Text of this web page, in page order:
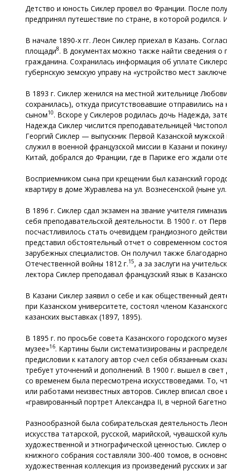
Детство и юность Сиклер провел во Франции. После
предпринял путешествие по стране, в которой
В начале 1890-х гг. Леон Сиклер приехал в Казань.
площади8. В документах можно также найти сведения о
гражданина. Сохранилась информация об уплате
губернскую земскую управу на «устройство мест
В 1893 г. Сиклер женился на местной жительнице
сохранилась), откуда присутствовавшие отправились
сыном10. Вскоре у Сиклеров родилась дочь Надежда,
Надежда Сиклер числится преподавательницей
Георгий Сиклер — выпускник Первой Казанской
служил в военной французской миссии в Казани и
Китай, добрался до Франции, где в Париже его ждали
Восприемником сына при крещении был казанский
квартиру в доме Журавлева на ул. Вознесенской (ныне
В 1896 г. Сиклер сдал экзамен на звание учителя
себя преподавательской деятельности. В 1900 г. от
посчастливилось стать очевидцем грандиозного
представил обстоятельный отчет о современном
зарубежных специалистов. Он получил также
Отечественной войны 1812 г.15, а за заслуги на
лектора Сиклер преподавал французский язык в
В Казани Сиклер заявил о себе и как общественный
при Казанском университете, состоял членом
казанских выставках (1897, 1895).
В 1895 г. по просьбе совета Казанского городского
музее»16. Картины были систематизированы и
предисловии к каталогу автор счел себя обязанным
требует уточнений и дополнений. В 1900 г. вышел в
со временем была пересмотрена искусствоведами. То,
или работами неизвестных авторов. Сиклер вписал
«гравированный портрет Александра II, в черной
Разнообразной была собирательская деятельность
искусства татарской, русской, марийской, чувашской
художественной и этнографической ценностью. Сиклер
книжного собрания составляли 300-400 томов, в
художественная коллекция из произведений русских и